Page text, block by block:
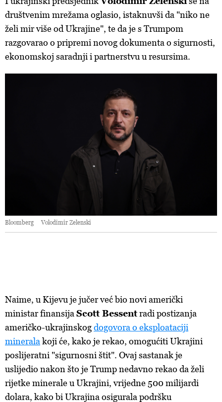
društvenim mrežama oglasio, istaknuvši da "niko ne
želi mir više od Ukrajine", te da je s Trumpom
razgovarao o pripremi novog dokumenta o sigurnosti,
ekonomskoj saradnji i partnerstvu u resursima.
Bloomberg Volodimir Zelenski
Naime, u Kijevu je jučer već bio novi američki
ministar finansija Scott Bessentradi postizanja
američko-ukrajinskogdogovora o eksploataciji
minerala koji će, kako je rekao, omogućiti Ukrajini
poslijeratni "sigurnosni štit". Ovaj sastanak je
uslijedio nakon što je Trump nedavno rekao da želi
rijetke minerale u Ukrajini, vrijedne 500 milijardi
dolara, kako bi Ukrajina osigurala podršku